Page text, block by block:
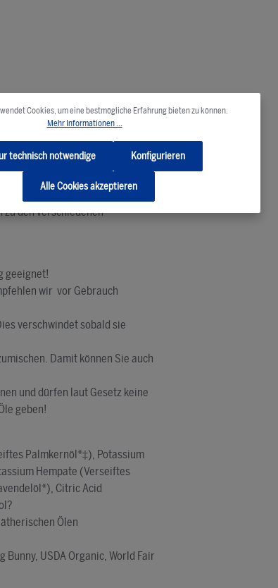
schäumen Sie die Seife
den verschiedenen
geeignet!
wir vor Gebrauch
verschwindet sobald sie
Damit können Sie auch
und dürfen laut Gesetz keine
geben!
Palmkernöl*‡), Potassium
Hempate (Verseiftes
Citric Acid
Ölen
USDA Organic, World Fair
Cookies, um eine bestmögliche Erfahrung bieten zu können.
Mehr Informationen ...
technisch notwendige Konfigurieren
Alle Cookies akzeptieren